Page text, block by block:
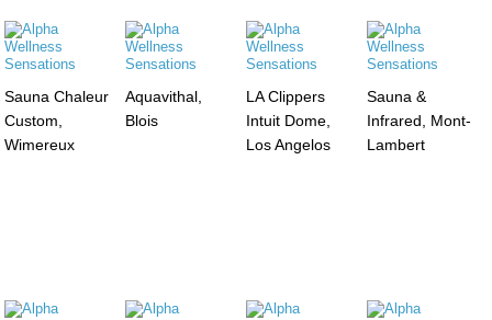
Sauna Chaleur
Custom,
Wimereux
Aquavithal,
Blois
LA Clippers
Intuit Dome,
Los Angelos
Sauna &
Infrared, Mont-
Lambert